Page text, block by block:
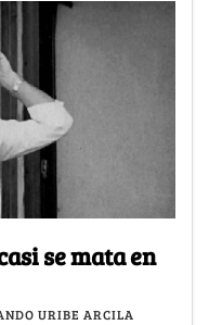
se mata en
URIBE ARCILA